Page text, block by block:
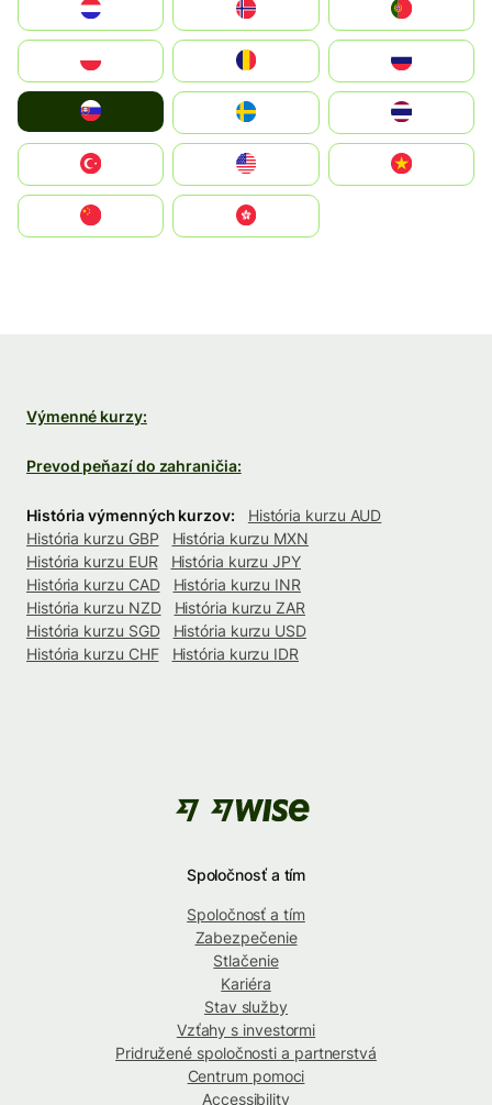
United States
中國香港特別行政區
Výmenné kurzy:
Prevod peňazí do zahraničia:
História výmenných kurzov:
História kurzu AUD
História kurzu GBP
História kurzu MXN
História kurzu EUR
História kurzu JPY
História kurzu CAD
História kurzu INR
História kurzu NZD
História kurzu ZAR
História kurzu SGD
História kurzu USD
História kurzu CHF
História kurzu IDR
Spoločnosť a tím
Spoločnosť a tím
Zabezpečenie
Stlačenie
Kariéra
Stav služby
Vzťahy s investormi
Pridružené spoločnosti a partnerstvá
Centrum pomoci
Accessibility